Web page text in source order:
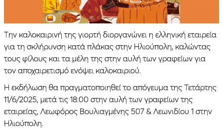
Την καλοκαιρινή της γιορτή διοργανώνει η ελληνική εταιρεία
για τη σκλήρυνση κατά πλάκας στην Ηλιούπολη, καλώντας
τους φίλους και τα μέλη της στην αυλή των γραφείων για
τον αποχαιρετισμό ενόψει καλοκαιριού.
Η εκδήλωση θα πραγματοποιηθεί το απόγευμα της Τετάρτης
11/6/2025, μετά τις 18:00 στην αυλή των γραφείων της
εταιρείας, Λεωφόρος Βουλιαγμένης 507 & Λεωνιδίου 1 στην
Ηλιούπολη.